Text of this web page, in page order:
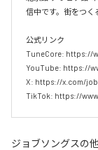
信中です。街をつく
公式リンク
TuneCore: https://
YouTube: https://
X: https://x.com/
TikTok: https://
ジョブソングスの